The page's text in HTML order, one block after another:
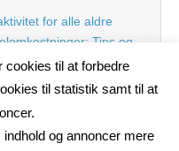
for alle aldre
Tips og
cookies til at forbedre
til statistik samt til at
og annoncer mere